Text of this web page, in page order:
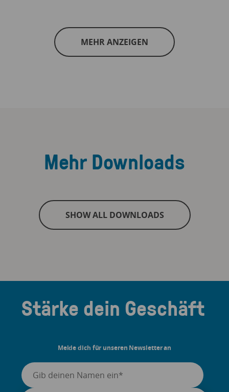
MEHR ANZEIGEN
Mehr Downloads
SHOW ALL DOWNLOADS
Stärke dein Geschäft
Melde dich für unseren Newsletter an